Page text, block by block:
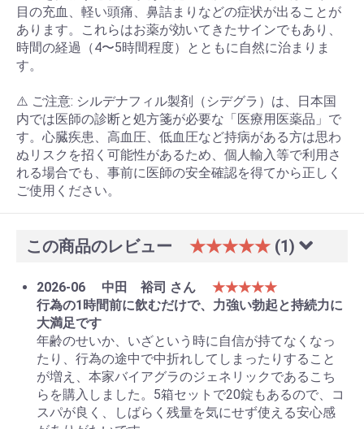
目の充血、軽い頭痛、鼻詰まりなどの症状が出ることが
あります。これらはお薬が効いてきたサインでもあり、
時間の経過（4〜5時間程度）とともに自然に治まりま
す。
⚠️ ご注意: シルデナフィル製剤（シデグラ）は、日本国
内では医師の診断と処方箋が必要な「医療用医薬品」で
す。心臓疾患、高血圧、低血圧など持病がある方は思わ
ぬリスクを招く可能性があるため、個人輸入等で利用さ
れる場合でも、事前に医師の安全確認を得てから正しく
ご使用ください。
この商品のレビュー ★★★★★ (1)
2026-06 中田 裕司 さん
★★★★★
行為の1時間前に飲むだけで、力強い勃起と持続力に
大満足です
年齢のせいか、いざという時に自信が持てなくなっ
たり、行為の途中で中折れしてしまったりすること
が増え、本家バイアグラのジェネリックであるこち
らを購入しました。5箱セットで20錠もあるので、コ
スパが良く、しばらく残量を気にせず使える安心感